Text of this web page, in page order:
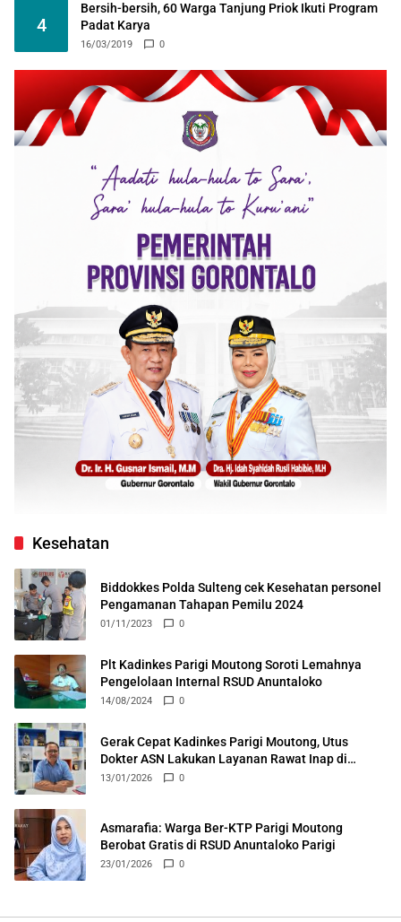
4
Bersih-bersih, 60 Warga Tanjung Priok Ikuti Program
Padat Karya
16/03/2019 0
Kesehatan
Biddokkes Polda Sulteng cek Kesehatan personel
Pengamanan Tahapan Pemilu 2024
01/11/2023 0
Plt Kadinkes Parigi Moutong Soroti Lemahnya
Pengelolaan Internal RSUD Anuntaloko
14/08/2024 0
Gerak Cepat Kadinkes Parigi Moutong, Utus
Dokter ASN Lakukan Layanan Rawat Inap di
Puskesmas Ongka
13/01/2026 0
Asmarafia: Warga Ber-KTP Parigi Moutong
Berobat Gratis di RSUD Anuntaloko Parigi
23/01/2026 0